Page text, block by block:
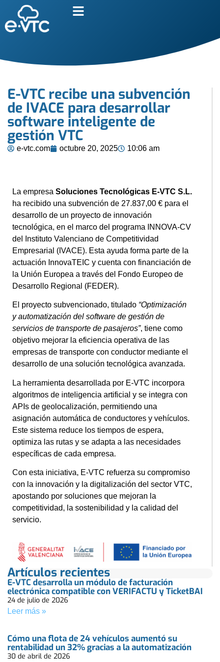
E-VTC recibe una subvención
de IVACE para desarrollar
software inteligente de
gestión VTC
e-vtc.com octubre 20, 2025 10:06 am
La empresa Soluciones Tecnológicas E-VTC S.L.
ha recibido una subvención de 27.837,00 € para el
desarrollo de un proyecto de innovación
tecnológica, en el marco del programa INNOVA-CV
del Instituto Valenciano de Competitividad
Empresarial (IVACE). Esta ayuda forma parte de la
actuación InnovaTEIC y cuenta con financiación de
la Unión Europea a través del Fondo Europeo de
Desarrollo Regional (FEDER).
El proyecto subvencionado, titulado “Optimización
y automatización del software de gestión de
servicios de transporte de pasajeros”, tiene como
objetivo mejorar la eficiencia operativa de las
empresas de transporte con conductor mediante el
desarrollo de una solución tecnológica avanzada.
La herramienta desarrollada por E-VTC incorpora
algoritmos de inteligencia artificial y se integra con
APIs de geolocalización, permitiendo una
asignación automática de conductores y vehículos.
Este sistema reduce los tiempos de espera,
optimiza las rutas y se adapta a las necesidades
específicas de cada empresa.
Con esta iniciativa, E-VTC refuerza su compromiso
con la innovación y la digitalización del sector VTC,
apostando por soluciones que mejoran la
competitividad, la sostenibilidad y la calidad del
servicio.
Artículos recientes
E-VTC desarrolla un módulo de facturación
electrónica compatible con VERIFACTU y TicketBAI
24 de julio de 2026
Leer más »
Cómo una flota de 24 vehículos aumentó su
rentabilidad un 32% gracias a la automatización
30 de abril de 2026